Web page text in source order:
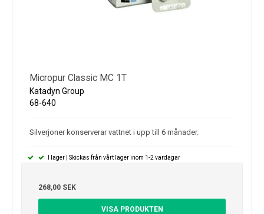
Micropur Classic MC 1T
Katadyn Group
68-640
Silverjoner konserverar vattnet i upp till 6 månader.
I lager | Skickas från vårt lager inom 1-2 vardagar
268,00 SEK
VISA PRODUKTEN